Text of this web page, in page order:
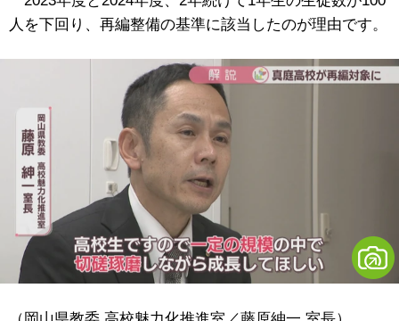
人を下回り、再編整備の基準に該当したのが理由です。